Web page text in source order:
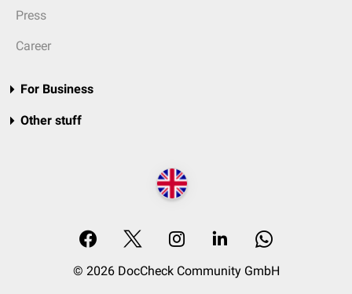
Press
Career
For Business
Other stuff
© 2026 DocCheck Community GmbH